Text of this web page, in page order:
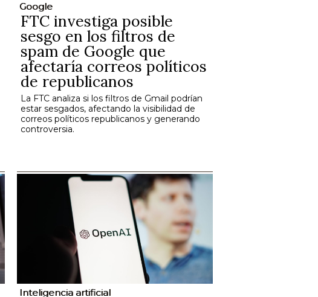
Google
FTC investiga posible
sesgo en los filtros de
spam de Google que
afectaría correos políticos
de republicanos
La FTC analiza si los filtros de Gmail podrían
estar sesgados, afectando la visibilidad de
correos políticos republicanos y generando
controversia.
Inteligencia artificial